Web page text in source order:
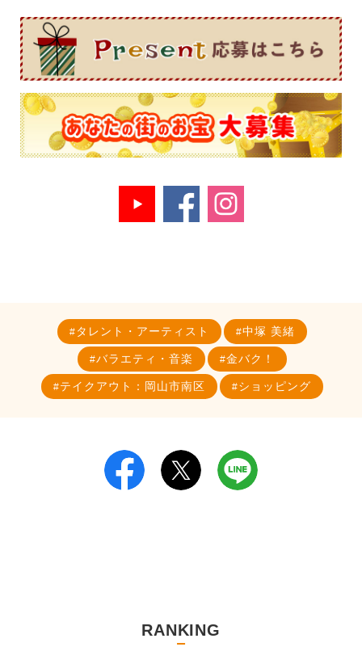
タレント・アーティスト 中塚 美緒
バラエティ・音楽 金バク！
テイクアウト：岡山市南区 ショッピング
RANKING